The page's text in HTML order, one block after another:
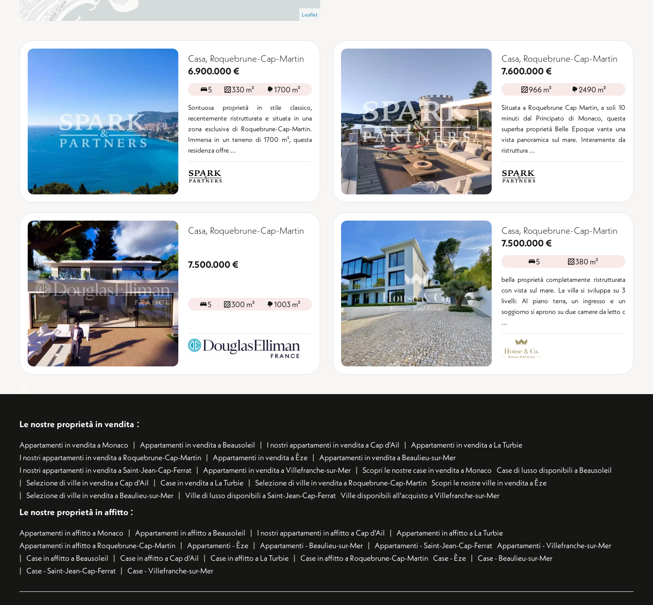
Leaflet
Casa, Roquebrune-Cap-Martin
6.900.000 €
5 330 m² 1700 m²
Sontuosa proprietà in stile classico,
recentemente ristrutturata e situata in una
zona esclusiva di Roquebrune-Cap-Martin.
Immersa in un terreno di 1700 m², questa
residenza offre ...
Casa, Roquebrune-Cap-Martin
7.600.000 €
966 m² 2490 m²
Situata a Roquebrune Cap Martin, a soli 10
minuti dal Principato di Monaco, questa
superba proprietà Belle Epoque vanta una
vista panoramica sul mare. Interamente da
ristruttura ...
Casa, Roquebrune-Cap-Martin
7.500.000 €
5 300 m² 1003 m²
Casa, Roquebrune-Cap-Martin
7.500.000 €
5 380 m²
bella proprietà completamente ristrutturata
con vista sul mare. La villa si sviluppa su 3
livelli: Al piano terra, un ingresso e un
soggiorno si aprono su due camere da letto c
...
Le nostre proprietà in vendita :
Appartamenti in vendita a Monaco Appartamenti in vendita a Beausoleil I nostri appartamenti in vendita a Cap d'Ail
Appartamenti in vendita a La Turbie
I nostri appartamenti in vendita a Roquebrune-Cap-Martin
Appartamenti in vendita a Èze
Appartamenti in vendita a Beaulieu-sur-Mer
I nostri appartamenti in vendita a Saint-Jean-Cap-Ferrat
Appartamenti in vendita a Villefranche-sur-Mer Scopri le nostre case in vendita a Monaco Case di lusso disponibili a Beausoleil
Selezione di ville in vendita a Cap d'Ail
Case in vendita a La Turbie Selezione di ville in vendita a Roquebrune-Cap-Martin Scopri le nostre ville in vendita a Èze
Selezione di ville in vendita a Beaulieu-sur-Mer
Ville di lusso disponibili a Saint-Jean-Cap-Ferrat Ville disponibili all'acquisto a Villefranche-sur-Mer
Le nostre proprietà in affitto :
Appartamenti in affitto a Monaco Appartamenti in affitto a Beausoleil I nostri appartamenti in affitto a Cap d'Ail
Appartamenti in affitto a La Turbie
Appartamenti in affitto a Roquebrune-Cap-Martin
Appartamenti - Èze Appartamenti - Beaulieu-sur-Mer Appartamenti - Saint-Jean-Cap-Ferrat Appartamenti - Villefranche-sur-Mer
Case in affitto a Beausoleil
Case in affitto a Cap d'Ail Case in affitto a La Turbie Case in affitto a Roquebrune-Cap-Martin Case - Èze
Case - Beaulieu-sur-Mer
Case - Saint-Jean-Cap-Ferrat
Case - Villefranche-sur-Mer